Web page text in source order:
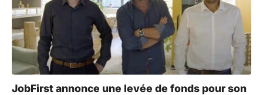
JobFirst annonce une levée de fonds pour son